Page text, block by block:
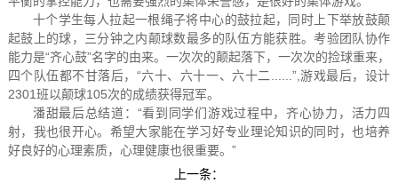
十个学生每人拉起一根绳子将中心的鼓拉起，同时上下举放鼓颠
起鼓上的球，三分钟之内颠球数最多的队伍方能获胜。考验团队协作
能力是“齐心鼓”名字的由来。一次次的颠起落下，一次次的捡球重来，
四个队伍都不甘落后，“六十、六十一、六十二......”,游戏最后，设计
2301班以颠球105次的成绩获得冠军。
潘甜最后总结道：“看到同学们游戏过程中，齐心协力，活力四
射，我也很开心。希望大家能在学习好专业理论知识的同时，也培养
好良好的心理素质，心理健康也很重要。”
上一条：